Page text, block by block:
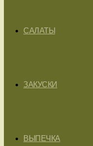
САЛАТЫ
ЗАКУСКИ
ВЫПЕЧКА